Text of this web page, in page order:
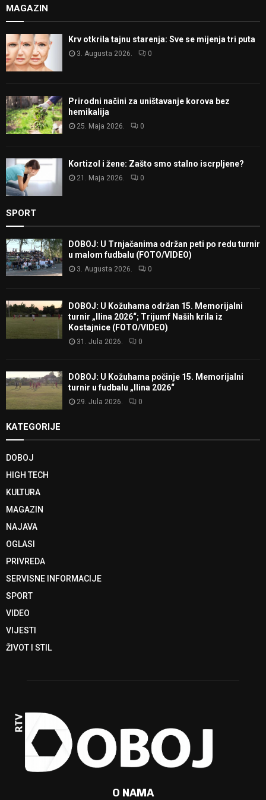
MAGAZIN
Krv otkrila tajnu starenja: Sve se mijenja tri puta
3. Augusta 2026. 0
Prirodni načini za uništavanje korova bez
hemikalija
25. Maja 2026. 0
Kortizol i žene: Zašto smo stalno iscrpljene?
21. Maja 2026. 0
SPORT
DOBOJ: U Trnjačanima održan peti po redu turnir
u malom fudbalu (FOTO/VIDEO)
3. Augusta 2026. 0
DOBOJ: U Kožuhama održan 15. Memorijalni
turnir „Ilina 2026“; Trijumf Naših krila iz
Kostajnice (FOTO/VIDEO)
31. Jula 2026. 0
DOBOJ: U Kožuhama počinje 15. Memorijalni
turnir u fudbalu „Ilina 2026“
29. Jula 2026. 0
KATEGORIJE
DOBOJ
HIGH TECH
KULTURA
MAGAZIN
NAJAVA
OGLASI
PRIVREDA
SERVISNE INFORMACIJE
SPORT
VIDEO
VIJESTI
ŽIVOT I STIL
O NAMA